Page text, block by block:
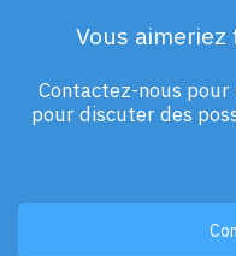
Vous
Contactez-nous pour
pour discuter des